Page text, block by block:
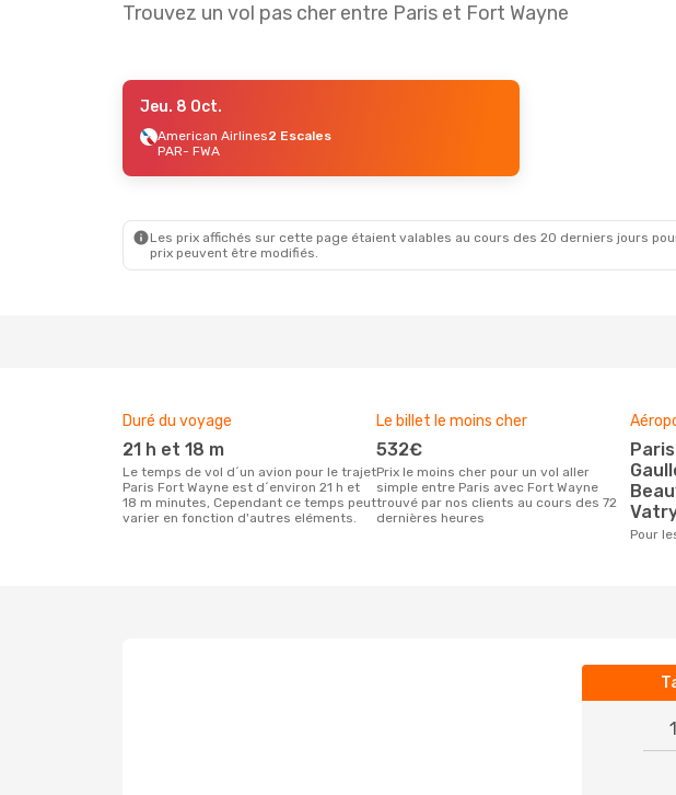
Trouvez un vol pas cher entre Paris et Fort Wayne
- Sam. 19 Sept.
2 Escales
Jeu. 8 Oct.
American Airlines2 Escales
PAR- FWA
Les prix affichés sur cette page étaient valables au cours des 20 derniers jours
prix peuvent être modifiés.
Duré du voyage
21 h et 18 m
Le temps de vol d´un avion pour le trajet
Paris Fort Wayne est d´environ 21 h et
18 m minutes, Cependant ce temps peut
varier en fonction d'autres eléments.
Le billet le moins cher
532€
Prix le moins cher pour un vol aller
simple entre Paris avec Fort Wayne
trouvé par nos clients au cours des 72
dernières heures
Paris Orly Airport, Charles De
Pour